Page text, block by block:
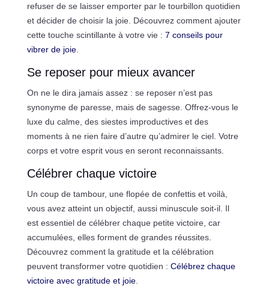
refuser de se laisser emporter par le tourbillon quotidien
et décider de choisir la joie. Découvrez comment ajouter
cette touche scintillante à votre vie : 7 conseils pour
vibrer de joie.
Se reposer pour mieux avancer
On ne le dira jamais assez : se reposer n’est pas
synonyme de paresse, mais de sagesse. Offrez-vous le
luxe du calme, des siestes improductives et des
moments à ne rien faire d’autre qu’admirer le ciel. Votre
corps et votre esprit vous en seront reconnaissants.
Célébrer chaque victoire
Un coup de tambour, une flopée de confettis et voilà,
vous avez atteint un objectif, aussi minuscule soit-il. Il
est essentiel de célébrer chaque petite victoire, car
accumulées, elles forment de grandes réussites.
Découvrez comment la gratitude et la célébration
peuvent transformer votre quotidien : Célébrez chaque
victoire avec gratitude et joie.